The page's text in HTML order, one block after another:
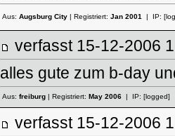
Aus: Augsburg City| Registriert: Jan 2001| IP:
verfasst 15-12-
alles gute zum b-day
Aus: freiburg| Registriert: May 2006| IP: [logged]
verfasst 15-12-